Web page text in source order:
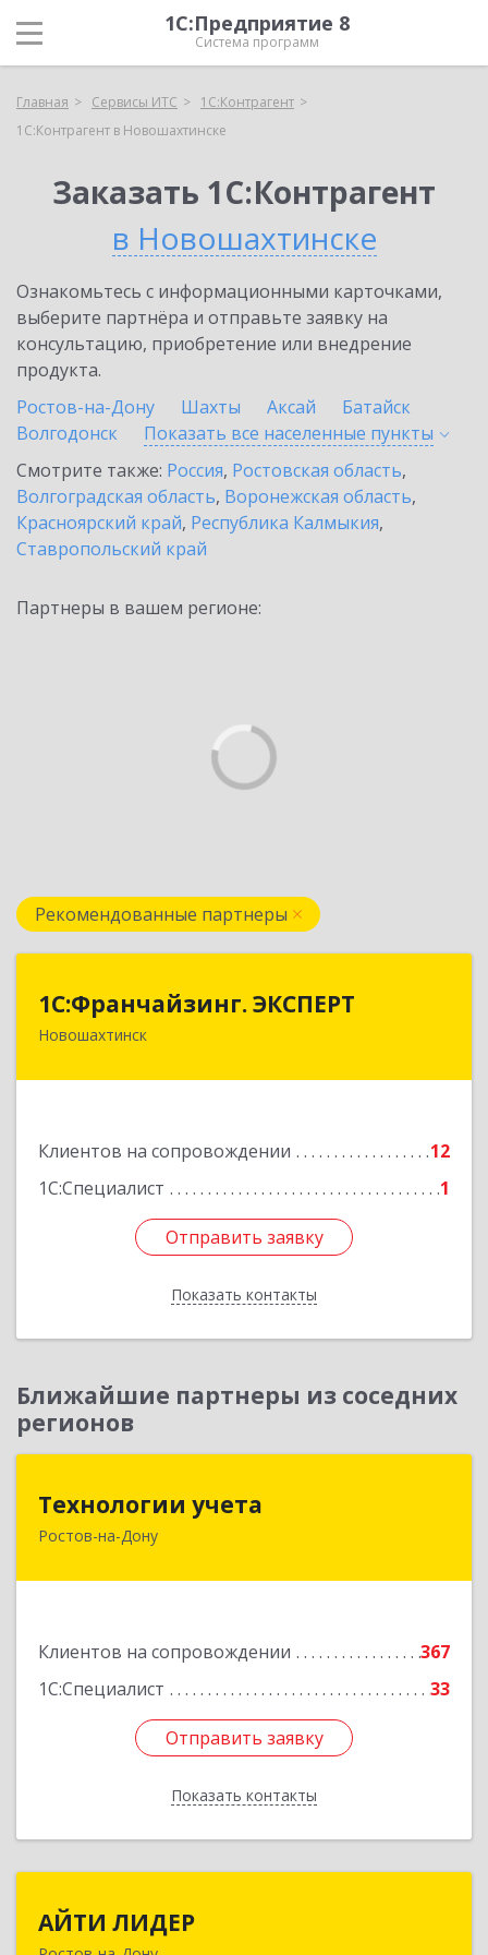
1С:Предприятие 8
Система программ
Главная Сервисы ИТС
1С:Контрагент
1С:Контрагент в Новошахтинске
Заказать 1С:Контрагент
в Новошахтинске
Ознакомьтесь с информационными карточками,
выберите партнёра и отправьте заявку на
консультацию, приобретение или внедрение
продукта.
Ростов-на-Дону
Шахты Аксай
Батайск
Волгодонск
Показать все населенные пункты
Смотрите также: Россия, Ростовская область,
Волгоградская область, Воронежская область,
Красноярский край, Республика Калмыкия,
Ставропольский край
Партнеры в вашем регионе:
Рекомендованные партнеры
1С:Франчайзинг. ЭКСПЕРТ
Новошахтинск
Клиентов на сопровождении
12
1С:Специалист
1
Отправить заявку
Показать контакты
1С:Франчайзинг. ЭКСПЕРТ
346901, Ростовская обл, Новошахтинск г,
Отправить заявку
Назад
Ближайшие партнеры из соседних
регионов
Технологии учета
Ростов-на-Дону
Клиентов на сопровождении
367
1С:Специалист
33
Отправить заявку
Показать контакты
344064, Ростовская обл, Ростов-на-Дону г,
Отправить заявку
Назад
АЙТИ ЛИДЕР